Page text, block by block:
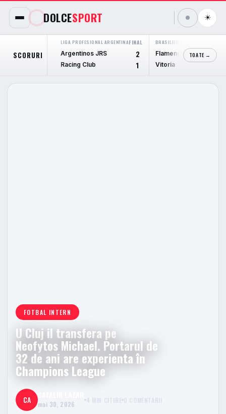
DOLCESPORT ☀
SCORURI
LIGA PROFESIONAL ARGENTINAFINAL
Argentinos JRS
2
Racing Club 1
BRASILEIRÃO SERIE A
Flamengo
2
Vitoria
TOATE →
FOTBAL INTERN
U Cluj il transfera pe
Neofytos Michael. Portarul de
32 de ani are experienta în
Champions League
CA mai 30, 2026 4 MIN CITIRE 0 COMENTARII